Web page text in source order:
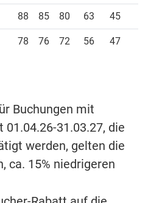
88 85 80 63 45
78 76 72 56 47
Buchungen mit
31.03.27, die
werden, gelten die
ca. 15% niedrigeren